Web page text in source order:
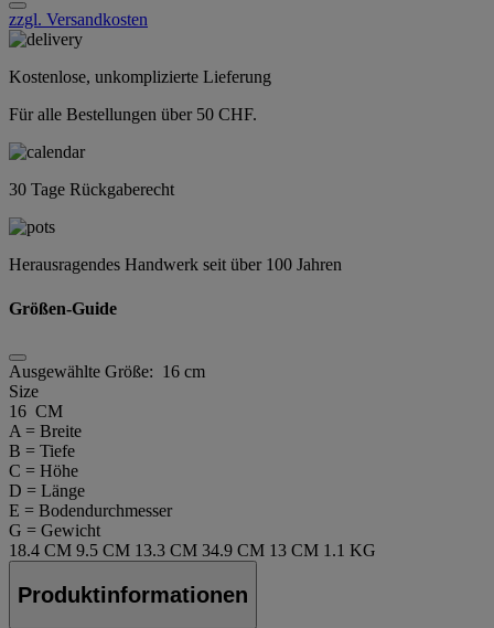
zzgl. Versandkosten
Kostenlose, unkomplizierte Lieferung
Für alle Bestellungen über 50 CHF.
30 Tage Rückgaberecht
Herausragendes Handwerk seit über 100 Jahren
Größen-Guide
Ausgewählte Größe: 16 cm
Size
16 CM
A = Breite
B = Tiefe
C = Höhe
D = Länge
E = Bodendurchmesser
G = Gewicht
18.4 CM 9.5 CM 13.3 CM 34.9 CM 13 CM 1.1 KG
Produktinformationen